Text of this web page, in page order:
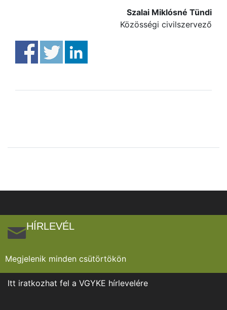
Szalai Miklósné Tündi
Közösségi civilszervező
HÍRLEVÉL
Megjelenik minden csütörtökön
Itt iratkozhat fel a VGYKE hírlevelére